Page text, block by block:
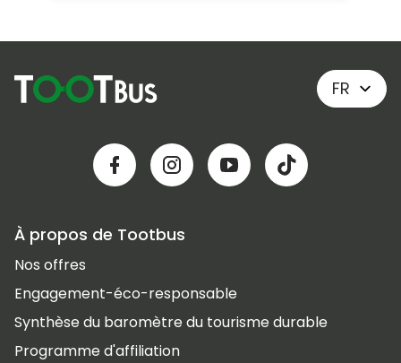
FR
À propos de Tootbus
Nos offres
Engagement-éco-responsable
Synthèse du baromètre du tourisme durable
Programme d'affiliation